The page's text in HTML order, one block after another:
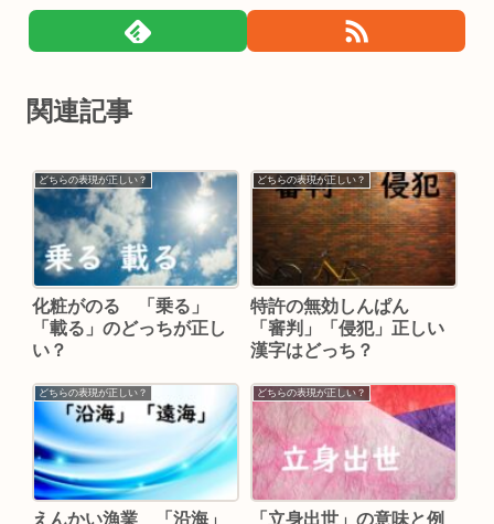
関連記事
どちらの表現が正しい？
化粧がのる 「乗る」
「載る」のどっちが正し
い？
どちらの表現が正しい？
特許の無効しんぱん
「審判」「侵犯」正しい
漢字はどっち？
どちらの表現が正しい？
えんかい漁業 「沿海」
どちらの表現が正しい？
「立身出世」の意味と例